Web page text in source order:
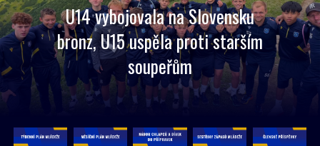
U14 vybojovala na Slovensku
bronz, U15 uspěla proti starším
soupeřům